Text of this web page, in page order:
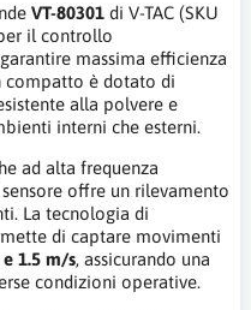
VT-80301 di V-TAC (SKU
il controllo
massima efficienza
compatto è dotato di
alla polvere e
interni che esterni.
ad alta frequenza
offre un rilevamento
La tecnologia di
di captare movimenti
e 1.5 m/s, assicurando una
condizioni operative.